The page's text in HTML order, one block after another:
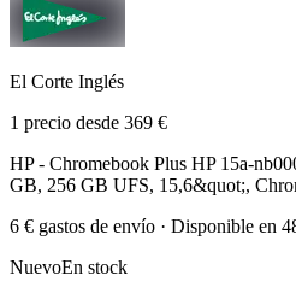
El Corte Inglés
1 precio desde 369 €
HP - Chromebook Plus HP 15a-
GB, 256 GB UFS, 15,6&quot;,
6 € gastos de envío · Disponible en
NuevoEn stock